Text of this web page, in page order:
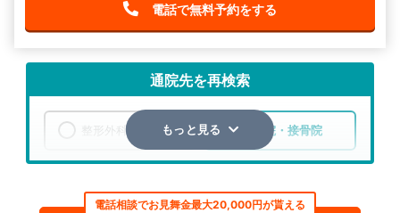
電話で無料予約をする
通院先を再検索
整形外科 整骨院・接骨院
もっと見る
電話相談でお見舞金最大20,000円が貰える